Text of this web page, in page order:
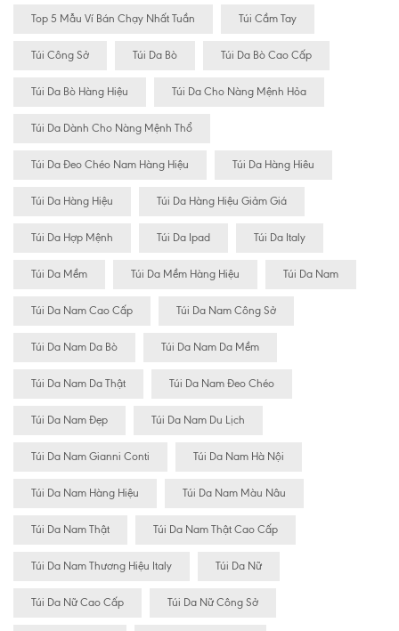
Top 5 Mẫu Ví Bán Chạy Nhất Tuần Túi Cầm Tay
Túi Công Sở Túi Da Bò Túi Da Bò Cao Cấp
Túi Da Bò Hàng Hiệu Túi Da Cho Nàng Mệnh Hỏa
Túi Da Dành Cho Nàng Mệnh Thổ
Túi Da Đeo Chéo Nam Hàng Hiệu Túi Da Hàng Hiêu
Túi Da Hàng Hiệu Túi Da Hàng Hiệu Giảm Giá
Túi Da Hợp Mệnh Túi Da Ipad Túi Da Italy
Túi Da Mềm Túi Da Mềm Hàng Hiệu Túi Da Nam
Túi Da Nam Cao Cấp Túi Da Nam Công Sở
Túi Da Nam Da Bò Túi Da Nam Da Mềm
Túi Da Nam Da Thật Túi Da Nam Đeo Chéo
Túi Da Nam Đẹp Túi Da Nam Du Lịch
Túi Da Nam Gianni Conti Túi Da Nam Hà Nội
Túi Da Nam Hàng Hiệu Túi Da Nam Màu Nâu
Túi Da Nam Thật Túi Da Nam Thật Cao Cấp
Túi Da Nam Thương Hiệu Italy Túi Da Nữ
Túi Da Nữ Cao Cấp Túi Da Nữ Công Sở